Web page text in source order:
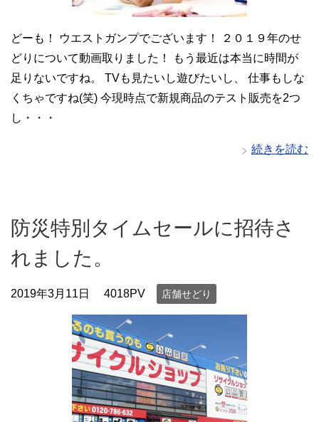
どーも！ ウエストガンプでございます！ ２０１９年のせ
どりについて動画取りました！ もう最近は本当に時間が
足りないですね。 TVも見たいし遊びたいし、 仕事もしな
くちゃですね(笑) 今現時点で新規商品のテスト販売を2つ
し・・・
続きを読む
防災特別タイムセールに招待さ
れました。
2019年3月11日 4018PV 店舗せどり